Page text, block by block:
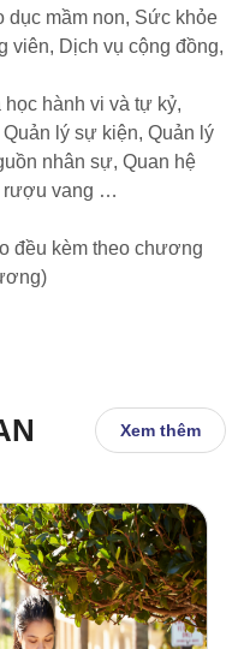
dục mầm non, Sức khỏe
viên, Dịch vụ cộng đồng,
hành vi và tự kỷ,
lý sự kiện, Quản lý
nhân sự, Quan hệ
rượu vang …
đều kèm theo chương
Xem thêm